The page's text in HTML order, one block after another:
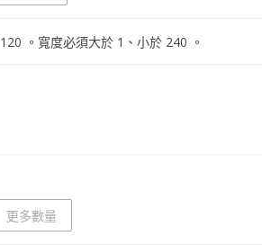
120 。 寬度必須大於 1 、小於 240 。
更多數量